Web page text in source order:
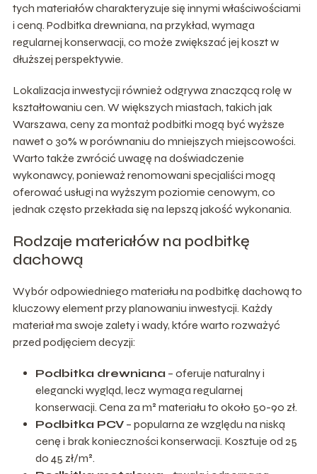
tych materiałów charakteryzuje się innymi właściwościami
i ceną. Podbitka drewniana, na przykład, wymaga
regularnej konserwacji, co może zwiększać jej koszt w
dłuższej perspektywie.
Lokalizacja inwestycji również odgrywa znaczącą rolę w
kształtowaniu cen. W większych miastach, takich jak
Warszawa, ceny za montaż podbitki mogą być wyższe
nawet o 30% w porównaniu do mniejszych miejscowości.
Warto także zwrócić uwagę na doświadczenie
wykonawcy, ponieważ renomowani specjaliści mogą
oferować usługi na wyższym poziomie cenowym, co
jednak często przekłada się na lepszą jakość wykonania.
Rodzaje materiałów na podbitkę
dachową
Wybór odpowiedniego materiału na podbitkę dachową to
kluczowy element przy planowaniu inwestycji. Każdy
materiał ma swoje zalety i wady, które warto rozważyć
przed podjęciem decyzji:
Podbitka drewniana – oferuje naturalny i
elegancki wygląd, lecz wymaga regularnej
konserwacji. Cena za m² materiału to około 50-90 zł.
Podbitka PCV– popularna ze względu na niską
cenę i brak konieczności konserwacji. Kosztuje od 25
do 45 zł/m².